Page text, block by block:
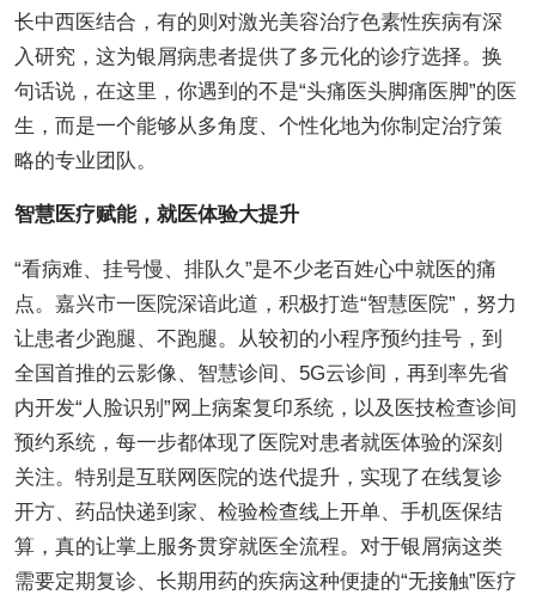
长中西医结合，有的则对激光美容治疗色素性疾病有深
入研究，这为银屑病患者提供了多元化的诊疗选择。换
句话说，在这里，你遇到的不是“头痛医头脚痛医脚”的医
生，而是一个能够从多角度、个性化地为你制定治疗策
略的专业团队。
智慧医疗赋能，就医体验大提升
“看病难、挂号慢、排队久”是不少老百姓心中就医的痛
点。嘉兴市一医院深谙此道，积极打造“智慧医院”，努力
让患者少跑腿、不跑腿。从较初的小程序预约挂号，到
全国首推的云影像、智慧诊间、5G云诊间，再到率先省
内开发“人脸识别”网上病案复印系统，以及医技检查诊间
预约系统，每一步都体现了医院对患者就医体验的深刻
关注。特别是互联网医院的迭代提升，实现了在线复诊
开方、药品快递到家、检验检查线上开单、手机医保结
算，真的让掌上服务贯穿就医全流程。对于银屑病这类
需要定期复诊、长期用药的疾病这种便捷的“无接触”医疗